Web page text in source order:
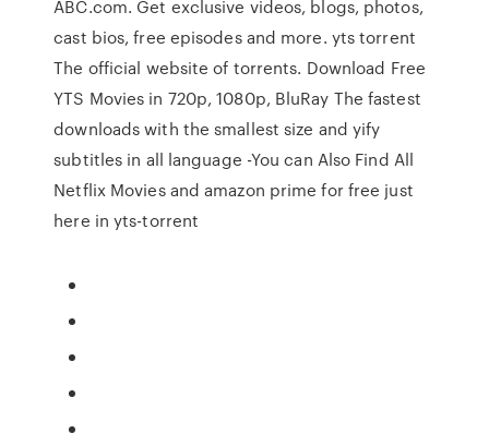
ABC.com. Get exclusive videos, blogs, photos,
cast bios, free episodes and more. yts torrent
The official website of torrents. Download Free
YTS Movies in 720p, 1080p, BluRay The fastest
downloads with the smallest size and yify
subtitles in all language -You can Also Find All
Netflix Movies and amazon prime for free just
here in yts-torrent